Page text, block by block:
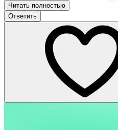
Читать полностью
Ответить